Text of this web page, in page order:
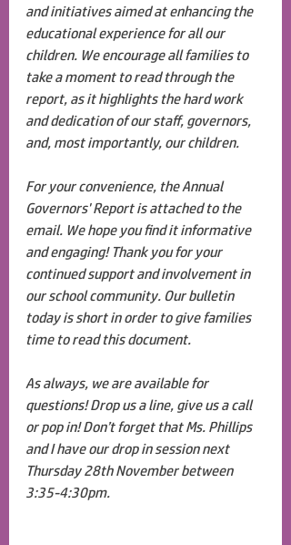
and initiatives aimed at enhancing the
educational experience for all our
children. We encourage all families to
take a moment to read through the
report, as it highlights the hard work
and dedication of our staff, governors,
and, most importantly, our children.
For your convenience, the Annual
Governors' Report is attached to the
email. We hope you find it informative
and engaging! Thank you for your
continued support and involvement in
our school community. Our bulletin
today is short in order to give families
time to read this document.
As always, we are available for
questions! Drop us a line, give us a call
or pop in! Don’t forget that Ms. Phillips
and I have our drop in session next
Thursday 28th November between
3:35-4:30pm.